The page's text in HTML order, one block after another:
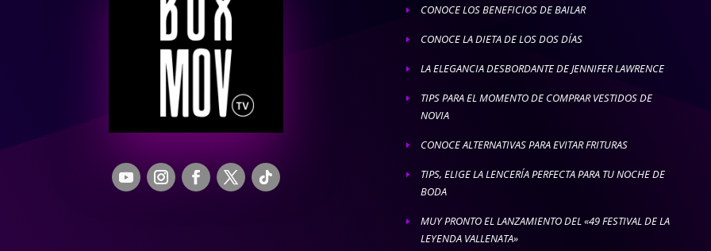
E CONOCE LOS BENEFICIOS DE BAILAR
E CONOCE LA DIETA DE LOS DOS DÍAS
E LA ELEGANCIA DESBORDANTE DE JENNIFER LAWRENCE
E
TIPS PARA EL MOMENTO DE COMPRAR VESTIDOS DE
NOVIA
E CONOCE ALTERNATIVAS PARA EVITAR FRITURAS
E
TIPS, ELIGE LA LENCERÍA PERFECTA PARA TU NOCHE DE
BODA
E
MUY PRONTO EL LANZAMIENTO DEL «49 FESTIVAL DE LA
LEYENDA VALLENATA»